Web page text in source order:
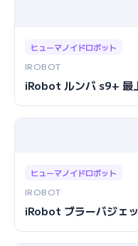
ヒューマノイドロボット
IROBOT
iRobot ルンバ s9+ 最
ヒューマノイドロボット
IROBOT
iRobot ブラーバジェ